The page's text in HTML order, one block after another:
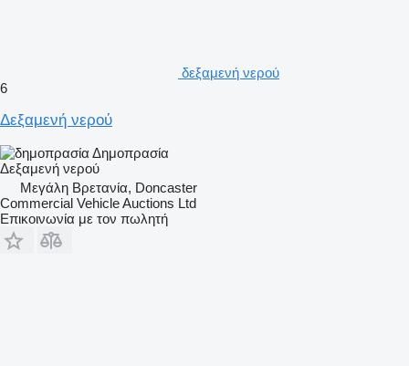
δεξαμενή νερού
6
Δεξαμενή νερού
Δημοπρασία
Δεξαμενή νερού
Μεγάλη Βρετανία, Doncaster
Commercial Vehicle Auctions Ltd
Επικοινωνία με τον πωλητή